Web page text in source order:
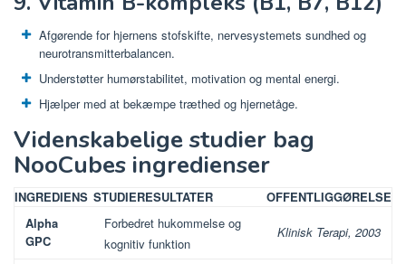
Afgørende for hjernens stofskifte, nervesystemets sundhed og
neurotransmitterbalancen.
Understøtter humørstabilitet, motivation og mental energi.
Hjælper med at bekæmpe træthed og hjernetåge.
Videnskabelige studier bag
NooCubes ingredienser
INGREDIENS STUDIERESULTATER
OFFENTLIGGØRELSE
Alpha
GPC
Forbedret hukommelse og
kognitiv funktion
Klinisk Terapi, 2003